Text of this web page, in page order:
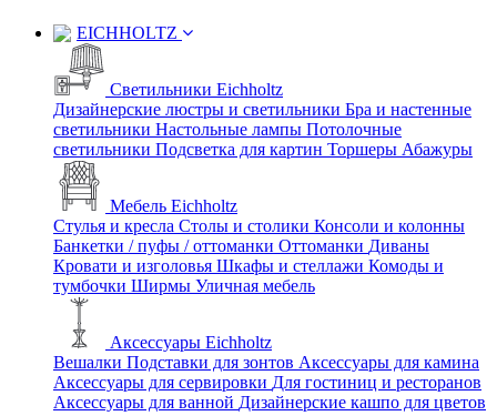
EICHHOLTZ
Светильники Eichholtz
Дизайнерские люстры и светильники Бра и настенные
светильники Настольные лампы Потолочные
светильники Подсветка для картин Торшеры Абажуры
Мебель Eichholtz
Стулья и кресла Столы и столики Консоли и колонны
Банкетки / пуфы / оттоманки Оттоманки Диваны
Кровати и изголовья Шкафы и стеллажи Комоды и
тумбочки Ширмы Уличная мебель
Аксессуары Eichholtz
Вешалки Подставки для зонтов Аксессуары для камина
Аксессуары для сервировки Для гостиниц и ресторанов
Аксессуары для ванной Дизайнерские кашпо для цветов